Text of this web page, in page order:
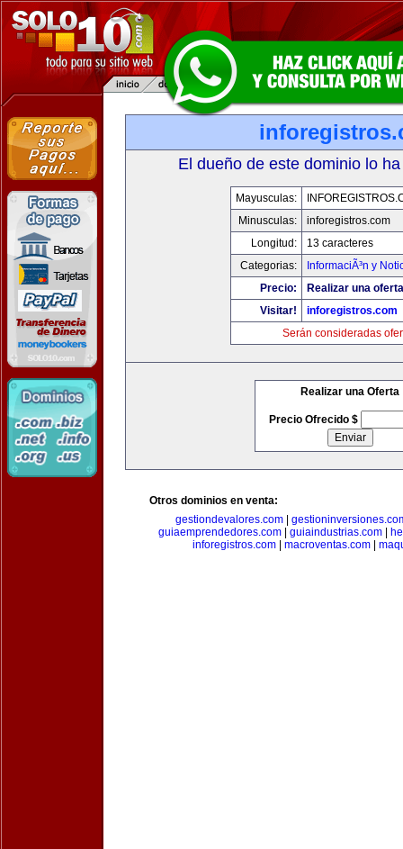
El dueño de este dominio lo
Mayusculas:
Minusculas:
inforegistros.com
Longitud:
13 caracteres
Categorias:
InformaciÃ³n y
Precio:
Realizar una
Visitar!
inforegistros.com
Serán consideradas
Realizar una Oferta
Precio Ofrecido $
Otros dominios en venta:
gestiondevalores.com|
guiaemprendedores.com
guiaindustrias.com
inforegistros.com| macroventas.com|